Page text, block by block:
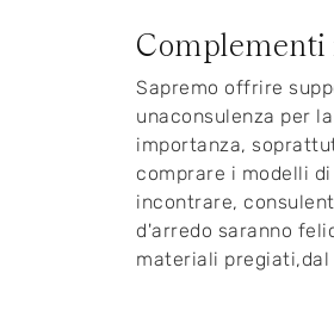
Complementi
Sapremo offrire
unaconsulenza per
importanza,
comprare i modelli di
incontrare,
d'arredo saranno
materiali